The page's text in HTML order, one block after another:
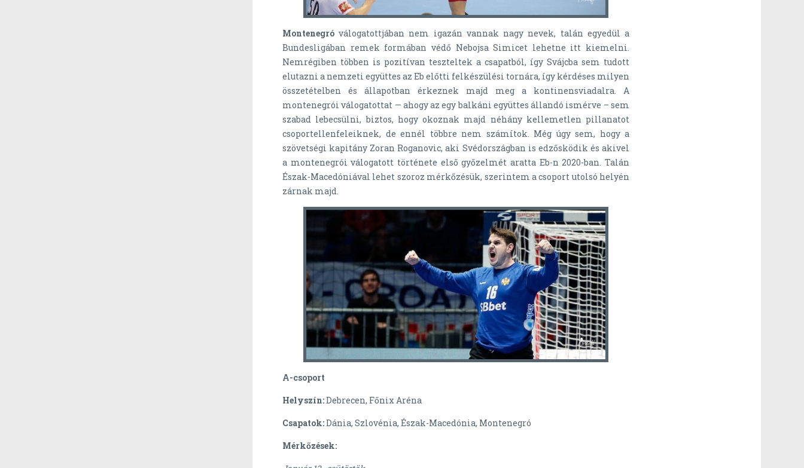
Montenegróválogatottjában nem igazán vannak nagy nevek, talán egyedül a
Bundesligában remek formában védő Nebojsa Simicet lehetne itt kiemelni.
Nemrégiben többen is pozitívan teszteltek a csapatból, így Svájcba sem tudott
elutazni a nemzeti együttes az Eb előtti felkészülési tornára, így kérdéses milyen
összetételben és állapotban érkeznek majd meg a kontinensviadalra. A
montenegrói válogatottat — ahogy az egy balkáni együttes állandó ismérve – sem
szabad lebecsülni, biztos, hogy okoznak majd néhány kellemetlen pillanatot
csoportellenfeleiknek, de ennél többre nem számítok. Még úgy sem, hogy a
szövetségi kapitány Zoran Roganovic, aki Svédországban is edzősködik és akivel
a montenegrói válogatott története első győzelmét aratta Eb-n 2020-ban. Talán
Észak-Macedóniával lehet szoroz mérkőzésük, szerintem a csoport utolsó helyén
zárnak majd.
A-csoport
Helyszín:Debrecen, Főnix Aréna
Csapatok:Dánia, Szlovénia, Észak-Macedónia, Montenegró
Mérkőzések: